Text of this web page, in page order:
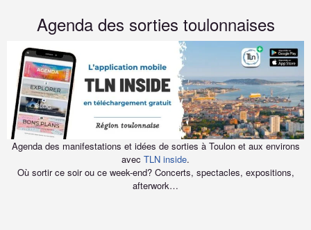
Agenda des sorties toulonnaises
Agenda des manifestations et idées de sorties à Toulon et aux environs
avec TLN inside.
Où sortir ce soir ou ce week-end? Concerts, spectacles, expositions,
afterwork…